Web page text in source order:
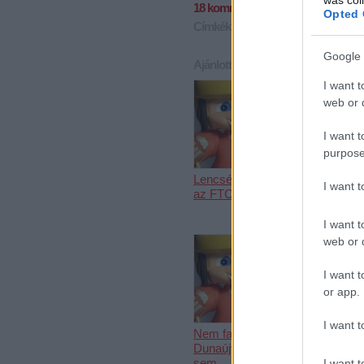
Opted
Google
I want
web or
I want
I want
I want
web or
I want
or app.
I want
18komment
Lencsés Tamás
az FTC játékosa
Szlovák
válogatott
Nem fagy a víz
Dunaújvárosban